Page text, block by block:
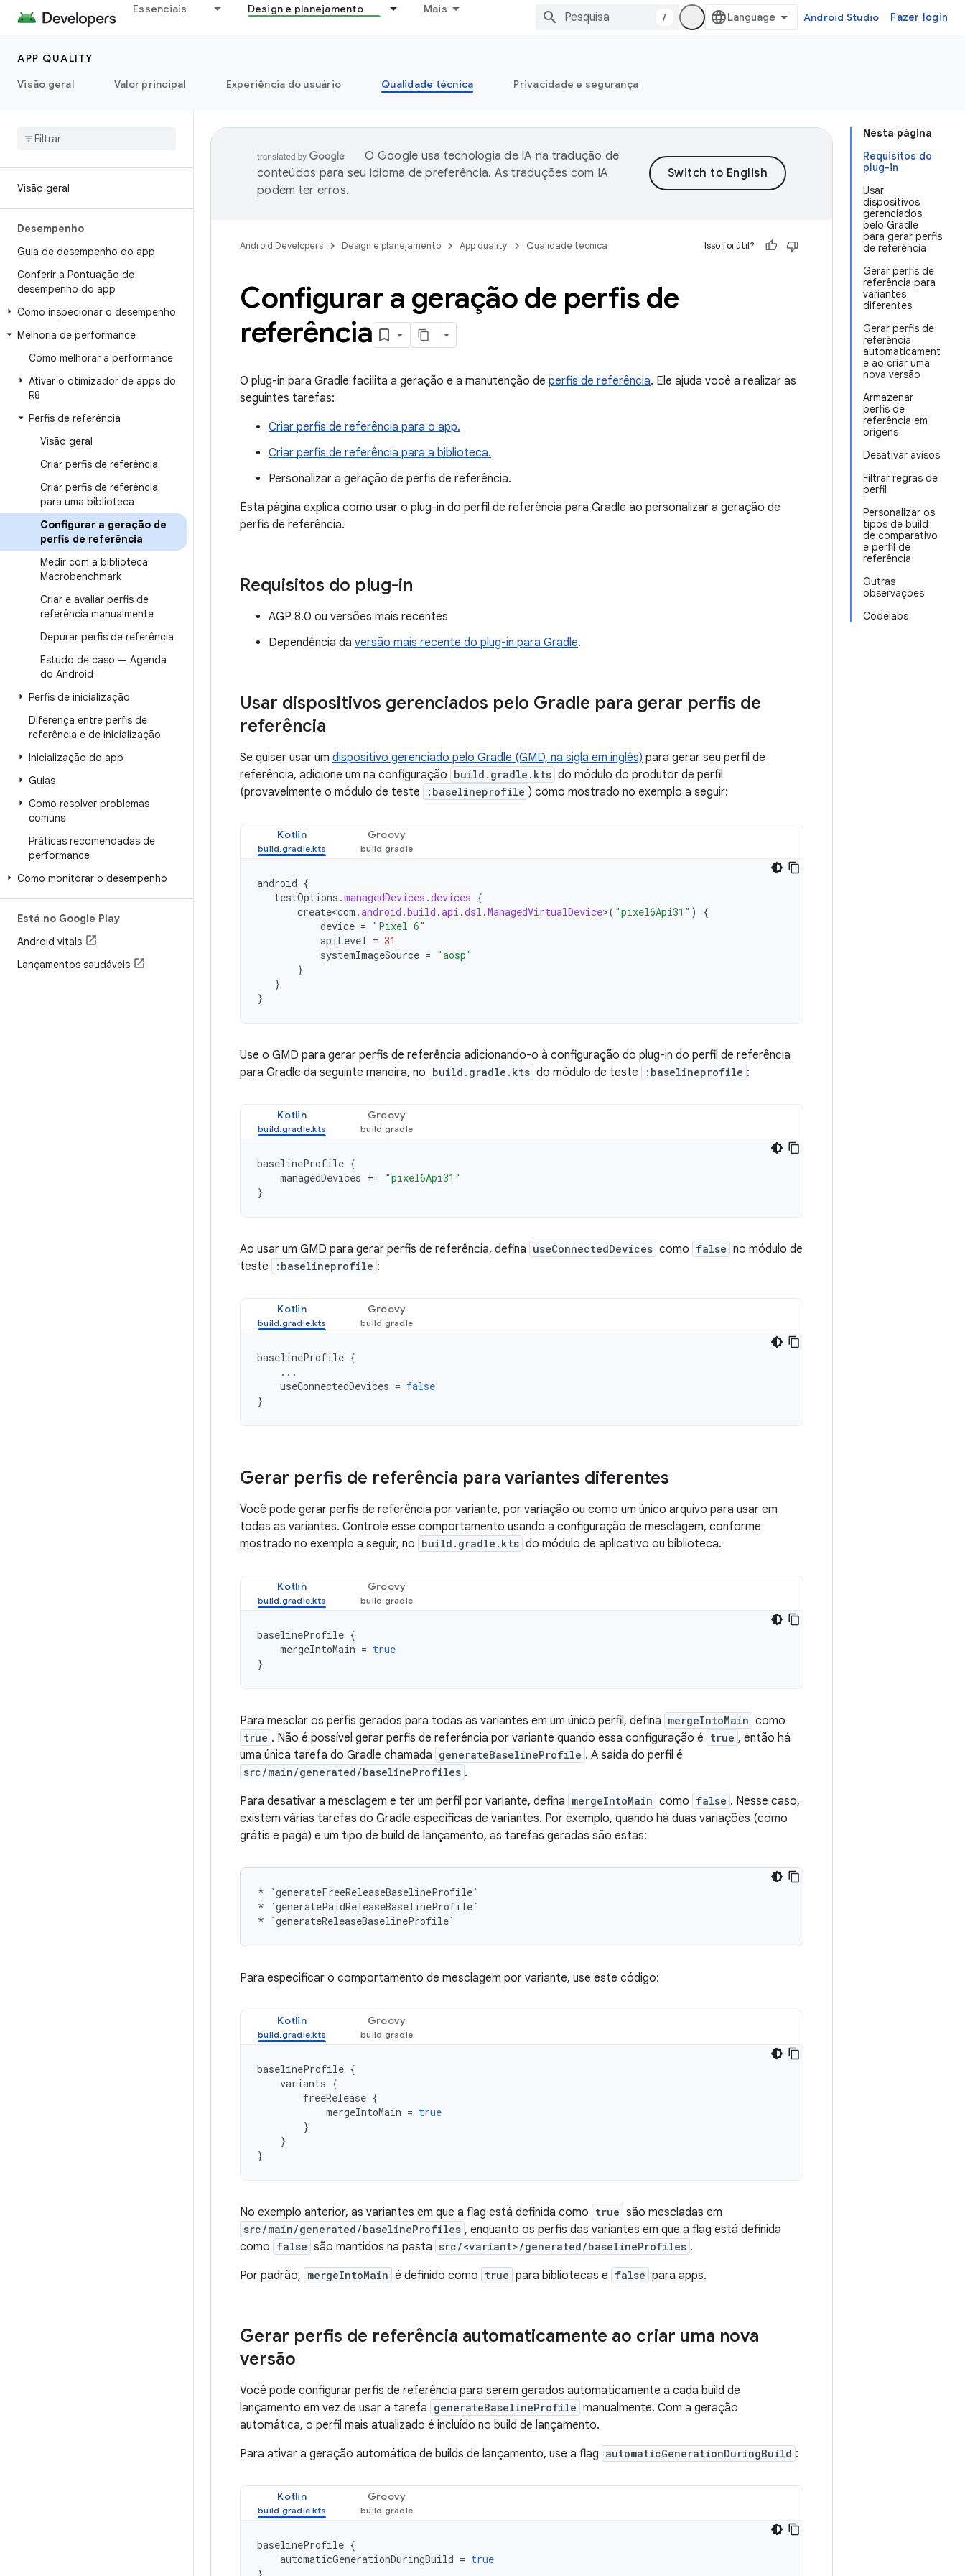
Essenciais Design e planejamento Mais
/ Android Studio Fazer login
APP QUALITY
Visão geral
Valor principal Experiência do usuário Qualidade técnica Privacidade e segurança
Visão geral
Desempenho
Guia de desempenho do app
Conferir a Pontuação de
desempenho do app
Como inspecionar o desempenho
Melhoria de performance
Como melhorar a performance
Ativar o otimizador de apps do
R8
Perfis de referência
Visão geral
Criar perfis de referência
Criar perfis de referência
para uma biblioteca
Configurar a geração de
perfis de referência
Medir com a biblioteca
Macrobenchmark
Criar e avaliar perfis de
referência manualmente
Depurar perfis de referência
Estudo de caso — Agenda
do Android
Perfis de inicialização
Diferença entre perfis de
referência e de inicialização
Inicialização do app
Guias
Como resolver problemas
comuns
Práticas recomendadas de
performance
Como monitorar o desempenho
Está no Google Play
Android vitals
Lançamentos saudáveis
Nesta página
Requisitos do
plug-in
Usar
dispositivos
gerenciados
pelo Gradle
para gerar perfis
de referência
Gerar perfis de
referência para
variantes
diferentes
Gerar perfis de
referência
automaticament
e ao criar uma
nova versão
Armazenar
perfis de
referência em
origens
Desativar avisos
Filtrar regras de
perfil
Personalizar os
tipos de build
de comparativo
e perfil de
referência
Outras
observações
Codelabs
O Google usa tecnologia de IA na tradução de
conteúdos para seu idioma de preferência. As traduções com IA
podem ter erros.
Android Developers Design e planejamento App quality Qualidade técnica Isso foi útil?
Configurar a geração de perfis de
referência
O plug-in para Gradle facilita a geração e a manutenção de perfis de referência. Ele ajuda você a realizar as
seguintes tarefas:
Criar perfis de referência para o app.
Criar perfis de referência para a biblioteca.
Personalizar a geração de perfis de referência.
Esta página explica como usar o plug-in do perfil de referência para Gradle ao personalizar a geração de
perfis de referência.
Requisitos do plug-in
AGP 8.0 ou versões mais recentes
Dependência da versão mais recente do plug-in para Gradle.
Usar dispositivos gerenciados pelo Gradle para gerar perfis de
referência
Se quiser usar um dispositivo gerenciado pelo Gradle (GMD, na sigla em inglês) para gerar seu perfil de
referência, adicione um na configuração build.gradle.kts do módulo do produtor de perfil
(provavelmente o módulo de teste
:baselineprofile ) como mostrado no exemplo a seguir:
Kotlin Groovy
android {
testOptions .managedDevices .devices {
create<com .android .build .api .dsl .ManagedVirtualDevice>( "pixel6Api31" )
{
device = "Pixel 6"
apiLevel = 31
systemImageSource = "aosp"
}
}
}
Use o GMD para gerar perfis de referência adicionando-o à configuração do plug-in do perfil de referência
para Gradle da seguinte maneira, no build.gradle.kts do módulo de teste :baselineprofile :
Kotlin Groovy
baselineProfile {
managedDevices += "pixel6Api31"
}
Ao usar um GMD para gerar perfis de referência, defina useConnectedDevices como false no módulo de
teste
:baselineprofile :
Kotlin Groovy
baselineProfile {
...
useConnectedDevices = false
}
Gerar perfis de referência para variantes diferentes
Você pode gerar perfis de referência por variante, por variação ou como um único arquivo para usar em
todas as variantes. Controle esse comportamento usando a configuração de mesclagem, conforme
mostrado no exemplo a seguir, no build.gradle.kts do módulo de aplicativo ou biblioteca.
Kotlin Groovy
baselineProfile {
mergeIntoMain = true
}
Para mesclar os perfis gerados para todas as variantes em um único perfil, defina mergeIntoMain como
true . Não é possível gerar perfis de referência por variante quando essa configuração é true , então há
uma única tarefa do Gradle chamada generateBaselineProfile . A saída do perfil é
src/main/generated/baselineProfiles .
Para desativar a mesclagem e ter um perfil por variante, defina mergeIntoMain como false . Nesse caso,
existem várias tarefas do Gradle específicas de variantes. Por exemplo, quando há duas variações (como
grátis e paga) e um tipo de build de lançamento, as tarefas geradas são estas:
*
`generateFreeReleaseBaselineProfile`
*
`generatePaidReleaseBaselineProfile`
*
`generateReleaseBaselineProfile`
Para especificar o comportamento de mesclagem por variante, use este código:
Kotlin Groovy
baselineProfile {
variants {
freeRelease {
mergeIntoMain = true
}
}
}
No exemplo anterior, as variantes em que a flag está definida como true são mescladas em
src/main/generated/baselineProfiles , enquanto os perfis das variantes em que a flag está definida
como false são mantidos na pasta src/<variant>/generated/baselineProfiles .
Por padrão, mergeIntoMain é definido como true para bibliotecas e false para apps.
Gerar perfis de referência automaticamente ao criar uma nova
versão
Você pode configurar perfis de referência para serem gerados automaticamente a cada build de
lançamento em vez de usar a tarefa generateBaselineProfile manualmente. Com a geração
automática, o perfil mais atualizado é incluído no build de lançamento.
Para ativar a geração automática de builds de lançamento, use a flag automaticGenerationDuringBuild :
Kotlin Groovy
baselineProfile {
automaticGenerationDuringBuild = true